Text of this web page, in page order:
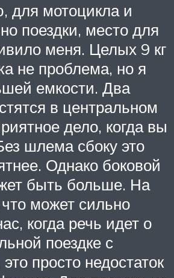
для мотоцикла и
поездки, место для
меня. Целых 9 кг
не проблема, но я
емкости. Два
в центральном
дело, когда вы
шлема сбоку это
Однако боковой
быть больше. На
может сильно
когда речь идет о
поездке с
просто недостаток